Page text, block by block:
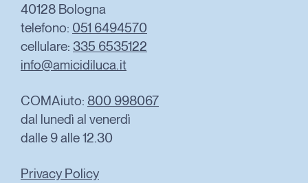
40128 Bologna
telefono: 051 6494570
cellulare: 335 6535122
info@amicidiluca.it
COMAiuto: 800 998067
dal lunedì al venerdì
dalle 9 alle 12.30
Privacy Policy